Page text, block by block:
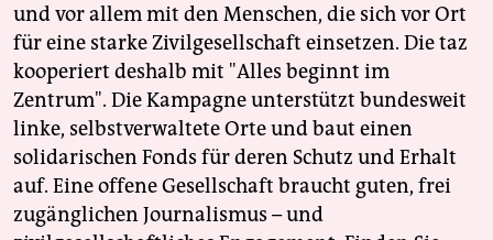
und vor allem mit den Menschen, die sich vor Ort
für eine starke Zivilgesellschaft einsetzen. Die taz
kooperiert deshalb mit "Alles beginnt im
Zentrum". Die Kampagne unterstützt bundesweit
linke, selbstverwaltete Orte und baut einen
solidarischen Fonds für deren Schutz und Erhalt
auf. Eine offene Gesellschaft braucht guten, frei
zugänglichen Journalismus – und